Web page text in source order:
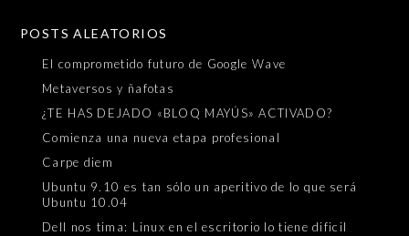
POSTS ALEATORIOS
El comprometido futuro de Google Wave
Metaversos y ñafotas
¿TE HAS DEJADO «BLOQ MAYÚS» ACTIVADO?
Comienza una nueva etapa profesional
Carpe diem
Ubuntu 9.10 es tan sólo un aperitivo de lo que será
Ubuntu 10.04
Dell nos tima: Linux en el escritorio lo tiene dificil